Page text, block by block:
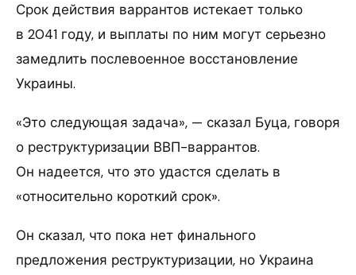
Срок действия варрантов истекает только
в 2041 году, и выплаты по ним могут серьезно
замедлить послевоенное восстановление
Украины.
«Это следующая задача», — сказал Буца, говоря
о реструктуризации ВВП-варрантов.
Он надеется, что это удастся сделать в
«относительно короткий срок».
Он сказал, что пока нет финального
предложения реструктуризации, но Украина